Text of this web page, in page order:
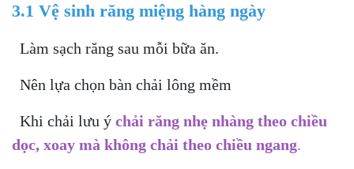
3.1 Vệ sinh răng miệng hàng ngày
Làm sạch răng sau mỗi bữa ăn.
Nên lựa chọn bàn chải lông mềm
Khi chải lưu ý chải răng nhẹ nhàng theo chiều
dọc, xoay mà không chải theo chiều ngang.